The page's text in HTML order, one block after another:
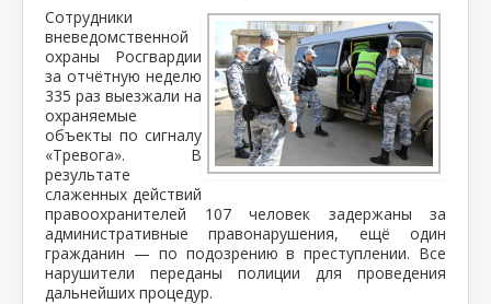
Сотрудники
вневедомственной
охраны Росгвардии
за отчётную неделю
335 раз выезжали на
охраняемые
объекты по сигналу
«Тревога». В
результате
слаженных действий
правоохранителей 107 человек задержаны за
административные правонарушения, ещё один
гражданин — по подозрению в преступлении. Все
нарушители переданы полиции для проведения
дальнейших процедур.